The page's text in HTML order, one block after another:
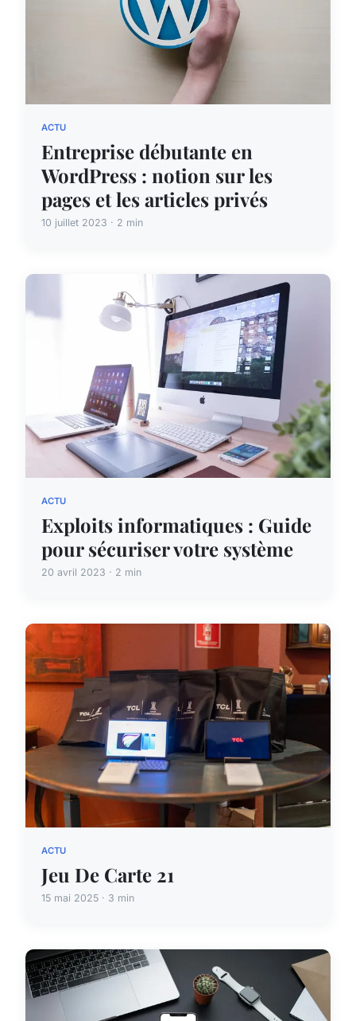
ACTU
Entreprise débutante en
WordPress : notion sur les
pages et les articles privés
10 juillet 2023 · 2 min
ACTU
Exploits informatiques : Guide
pour sécuriser votre système
20 avril 2023 · 2 min
ACTU
Jeu De Carte 21
15 mai 2025 · 3 min